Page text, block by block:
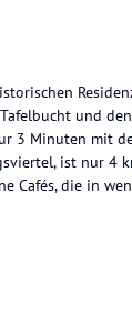
und
3 Minuten mit
ist nur 4
Cafés, die in
und